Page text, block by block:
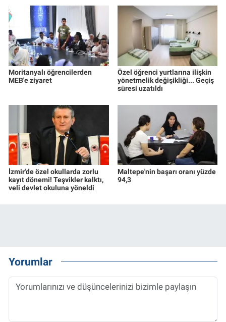
Moritanyalı öğrencilerden
MEB'e ziyaret
Özel öğrenci yurtlarına ilişkin
yönetmelik değişikliği... Geçiş
süresi uzatıldı
İzmir'de özel okullarda zorlu
kayıt dönemi! Teşvikler kalktı,
veli devlet okuluna yöneldi
Maltepe'nin başarı oranı yüzde
94,3
Yorumlar